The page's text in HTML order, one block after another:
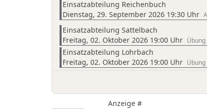
Einsatzabteilung Reichenbuch
Dienstag, 29. September 2026 19:30 Uhr
Einsatzabteilung Sattelbach
Freitag, 02. Oktober 2026 19:00 Uhr Übung
Einsatzabteilung Lohrbach
Freitag, 02. Oktober 2026 19:00 Uhr Übung
Anzeige #